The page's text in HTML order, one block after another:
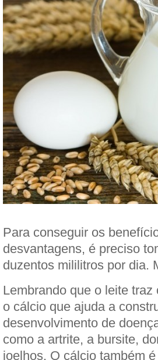
Para conseguir os
desvantagens, é preciso
duzentos mililitros por dia.
Lembrando que o leite
o cálcio que ajuda a
desenvolvimento de
como a artrite, a bursite,
joelhos. O cálcio também